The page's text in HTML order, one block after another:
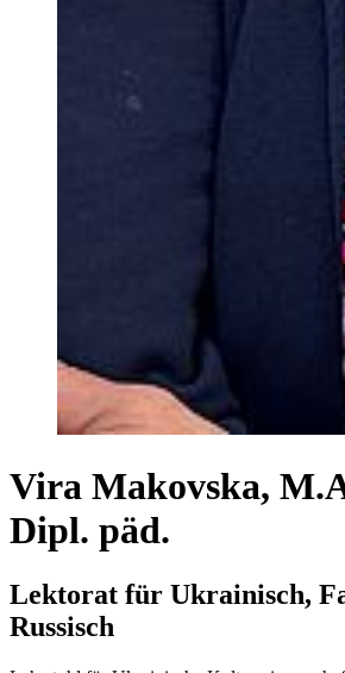
Vira Makovska,
Dipl. päd.
Lektorat für Ukrainisch,
Russisch